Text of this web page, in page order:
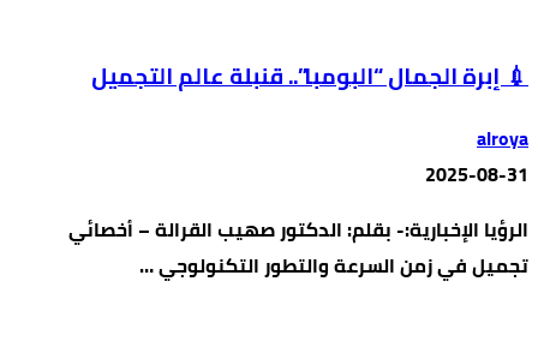
💉 إبرة الجمال “البومبا”.. قنبلة عالم التجميل
alroya
2025-08-31
الرؤيا الإخبارية:- بقلم: الدكتور صهيب القرالة – أخصائي
تجميل في زمن السرعة والتطور التكنولوجي …